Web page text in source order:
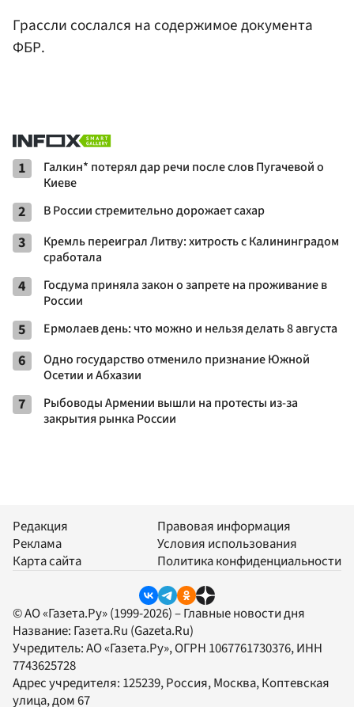
Грассли сослался на содержимое документа
ФБР.
1
Галкин* потерял дар речи после слов Пугачевой о
Киеве
2 В России стремительно дорожает сахар
3
Кремль переиграл Литву: хитрость с Калининградом
сработала
4
Госдума приняла закон о запрете на проживание в
России
5 Ермолаев день: что можно и нельзя делать 8 августа
6
Одно государство отменило признание Южной
Осетии и Абхазии
7
Рыбоводы Армении вышли на протесты из-за
закрытия рынка России
Редакция
Реклама
Карта сайта
Правовая информация
Условия использования
Политика конфиденциальности
© АО «Газета.Ру» (1999-2026) – Главные новости дня
Название: Газета.Ru (Gazeta.Ru)
Учредитель:АО «Газета.Ру», ОГРН 1067761730376, ИНН
7743625728
Адрес учредителя: 125239, Россия, Москва, Коптевская
улица, дом 67